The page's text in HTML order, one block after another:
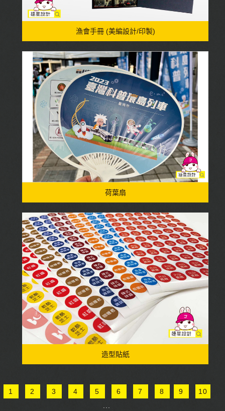
漁會手冊 (美編設計/印製)
荷葉扇
造型貼紙
1 2 3 4 5 6 7 8 9
10
...